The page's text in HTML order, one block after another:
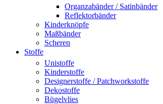
Organzabänder / Satinbänder
Reflektorbänder
Kinderknöpfe
Maßbänder
Scheren
Stoffe
Unistoffe
Kinderstoffe
Designerstoffe / Patchworkstoffe
Dekostoffe
Bügelvlies